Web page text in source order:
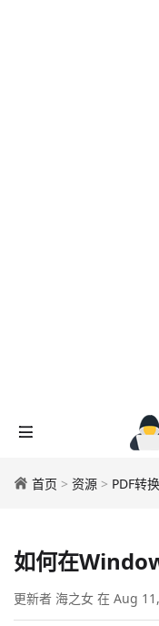
首页 > 资源 > PDF转
如何在
更新者 海之女 在 Aug